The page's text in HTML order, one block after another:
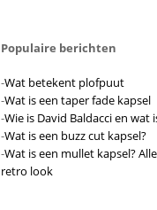
Populaire berichten
-Wat betekent plofpuut
-Wat is een taper fade kapsel
-Wie is David Baldacci en
-Wat is een buzz cut kapsel?
-Wat is een mullet kapsel?
retro look